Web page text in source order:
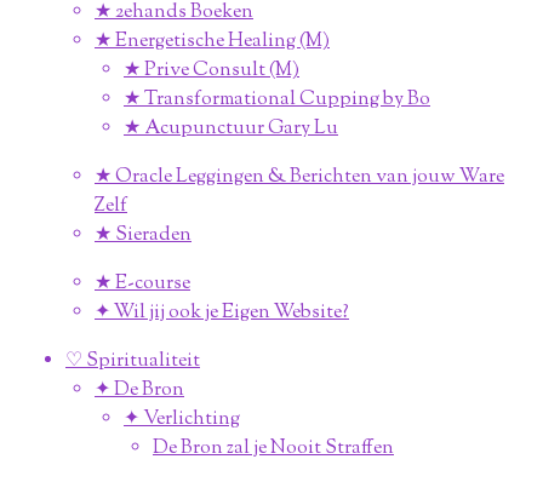
★ 2ehands Boeken
★ Energetische Healing (M)
★ Prive Consult (M)
★ Transformational Cupping by Bo
★ Acupunctuur Gary Lu
★ Oracle Leggingen & Berichten van jouw Ware
Zelf
★ Sieraden
★ E-course
✦ Wil jij ook je Eigen Website?
♡ Spiritualiteit
✦ De Bron
✦ Verlichting
De Bron zal je Nooit Straffen